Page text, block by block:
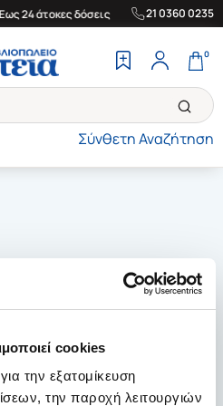
cookies
την εξατομίκευση
την παροχή λειτουργιών
24 άτοκες δόσεις | Δωρεάν
21 0360 0235
Σύνθετη Αναζήτηση
0